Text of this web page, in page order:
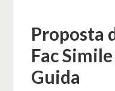
Proposta
Fac
Guida